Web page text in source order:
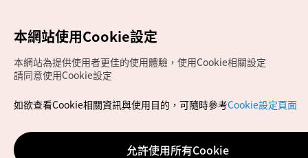
Copyrights (c) 韓國觀光公社版權所有
如有相關疑問或建議，歡迎來信至官方信箱
chinese_big5@knto.or.kr
本網站使用Cookie設定
本網站為提供使用者更佳的使用體驗，使用Cookie相關設定
請同意使用Cookie設定
如欲查看Cookie相關資訊與使用目的，可隨時參考Cookie設定頁面
允許使用所有Cookie